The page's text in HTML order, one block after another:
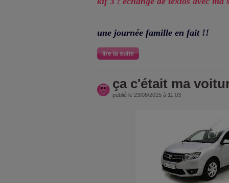
une journée famille en fait !!
lire la suite
ça c'était ma
publié le 23/08/2015 à 11:03